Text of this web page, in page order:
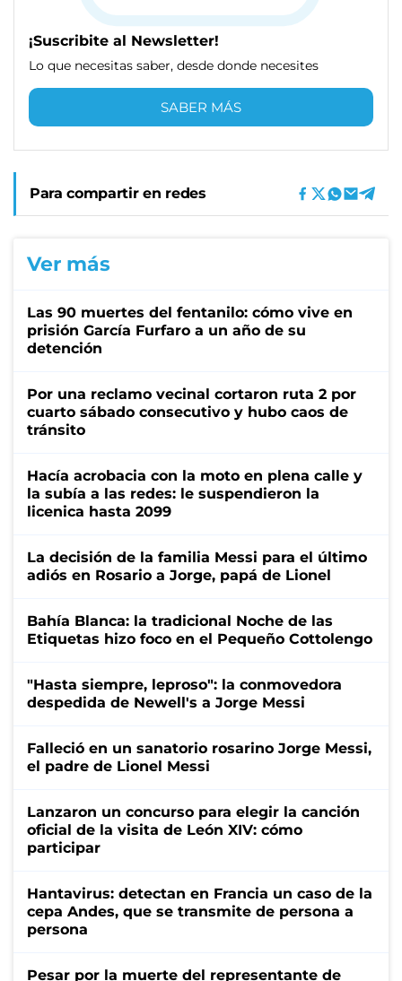
¡Suscribite al Newsletter!
Lo que necesitas saber, desde donde necesites
SABER MÁS
Para compartir en redes
Ver más
Las 90 muertes del fentanilo: cómo vive en
prisión García Furfaro a un año de su
detención
Por una reclamo vecinal cortaron ruta 2 por
cuarto sábado consecutivo y hubo caos de
tránsito
Hacía acrobacia con la moto en plena calle y
la subía a las redes: le suspendieron la
licenica hasta 2099
La decisión de la familia Messi para el último
adiós en Rosario a Jorge, papá de Lionel
Bahía Blanca: la tradicional Noche de las
Etiquetas hizo foco en el Pequeño Cottolengo
"Hasta siempre, leproso": la conmovedora
despedida de Newell's a Jorge Messi
Falleció en un sanatorio rosarino Jorge Messi,
el padre de Lionel Messi
Lanzaron un concurso para elegir la canción
oficial de la visita de León XIV: cómo
participar
Hantavirus: detectan en Francia un caso de la
cepa Andes, que se transmite de persona a
persona
Pesar por la muerte del representante de